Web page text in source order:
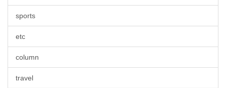
sports
etc
column
travel